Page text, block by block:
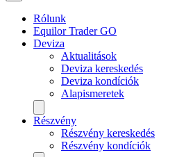
Rólunk
Equilor Trader GO
Deviza
Aktualitások
Deviza kereskedés
Deviza kondíciók
Alapismeretek
Részvény
Részvény kereskedés
Részvény kondíciók